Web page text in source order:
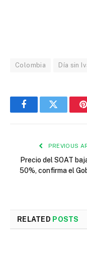
Colombia Día sin
FacebookTwitter
PREVIOUS
Precio del SOAT
50%, confirma el
RELATED POSTS